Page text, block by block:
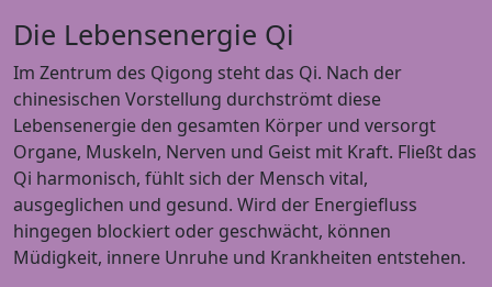
Die Lebensenergie Qi
Im Zentrum des Qigong steht das Qi. Nach der
chinesischen Vorstellung durchströmt diese
Lebensenergie den gesamten Körper und versorgt
Organe, Muskeln, Nerven und Geist mit Kraft. Fließt das
Qi harmonisch, fühlt sich der Mensch vital,
ausgeglichen und gesund. Wird der Energiefluss
hingegen blockiert oder geschwächt, können
Müdigkeit, innere Unruhe und Krankheiten entstehen.